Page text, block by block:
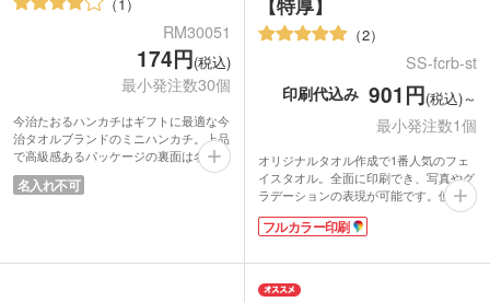
RM30051
174円(税込)
最小発注数30個
今治たおるハンカチはギフトに最適な今
治タオルブランドのミニハンカチ。上品
で高級感あるパッケージの裏面は名刺や
ショップカードが差し込める切り込みが
入っています。ポストインできるサイズ
ョップの購入特典やノベルティにも最適
名入れ不可
【特厚】
2
SS-fcrb-st
印刷代込み 901円(税込)～
最小発注数1個
オリジナルタオル作成で1番人気のフェ
イスタオル。全面に印刷でき、写真やグ
ラデーションの表現が可能です。使い勝
手の良い定番サイズは、部活のチームタ
オルや応援グッズ、卒業記念品、アーテ
表面はなめらかさが特徴のラビットタッ
チ、裏面は吸水性のあるコットン素材を
フルカラー印刷